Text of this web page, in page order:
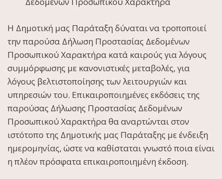
Η Δημοτική μας Παράταξη δύναται να τροποποιεί
την παρούσα Δήλωση Προστασίας Δεδομένων
Προσωπικού Χαρακτήρα κατά καιρούς για λόγους
συμμόρφωσης με κανονιστικές μεταβολές, για
λόγους βελτιστοποίησης των λειτουργιών και
υπηρεσιών του. Επικαιροποιημένες εκδόσεις της
παρούσας Δήλωσης Προστασίας Δεδομένων
Προσωπικού Χαρακτήρα θα αναρτώνται στον
ιστότοπο της Δημοτικής μας Παράταξης με ένδειξη
ημερομηνίας, ώστε να καθίσταται γνωστό ποια είναι
η πλέον πρόσφατα επικαιροποιημένη έκδοση.